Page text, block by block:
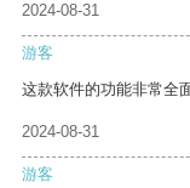
2024-08-31
游客
这款软件的功能非常全
2024-08-31
游客